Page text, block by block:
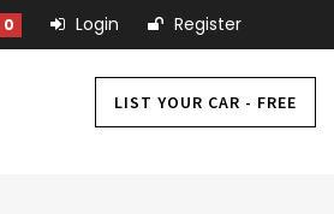
0 Login Register
LIST YOUR CAR - FREE